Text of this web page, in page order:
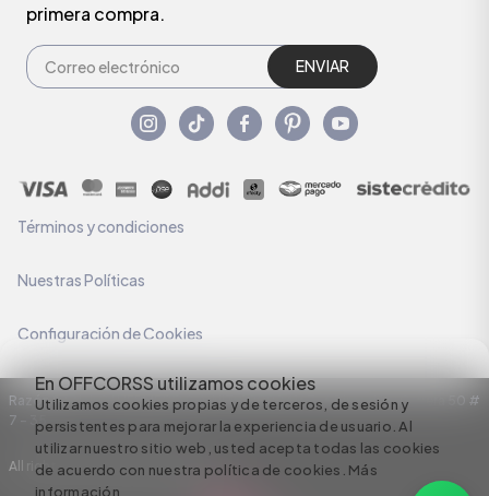
En OFFCORSS utilizamos cookies
Utilizamos cookies propias y de terceros, de sesión y
persistentes para mejorar la experiencia de usuario. Al
utilizar nuestro sitio web, usted acepta todas las cookies
de acuerdo con nuestra política de cookies. Más
información
primera compra.
ENVIAR
Términos y condiciones
Nuestras Políticas
Configuración de Cookies
Razón Social: C.I HERMECO S.A. NIT: 890924167-6 Dirección: Carrera 50 #
7 – 35
All rights reserved empowered by